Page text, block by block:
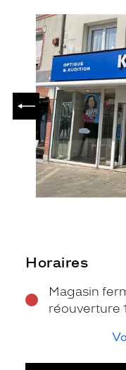
PRÉCÉDENT
Horaires
Magasin
réouverture